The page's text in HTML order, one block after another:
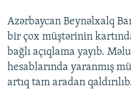
Azərbaycan Beynəlxalq
bir çox müştərinin
bağlı açıqlama yayıb.
hesablarında yaranmış
artıq tam aradan